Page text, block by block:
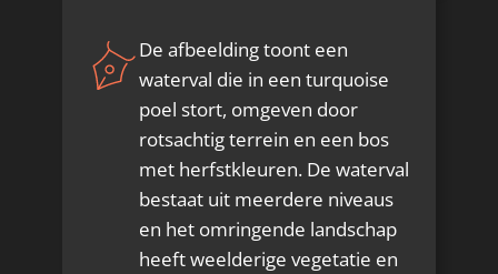
De afbeelding toont een
waterval die in een turquoise
poel stort, omgeven door
rotsachtig terrein en een bos
met herfstkleuren. De waterval
bestaat uit meerdere niveaus
en het omringende landschap
heeft weelderige vegetatie en